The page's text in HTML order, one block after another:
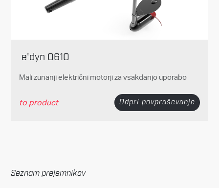
e'dyn 0610
Mali zunanji električni motorji za vsakdanjo uporabo
to product Odpri povpraševanje
Seznam prejemnikov